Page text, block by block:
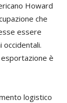
Howard
che
essere
occidentali.
è
logistico